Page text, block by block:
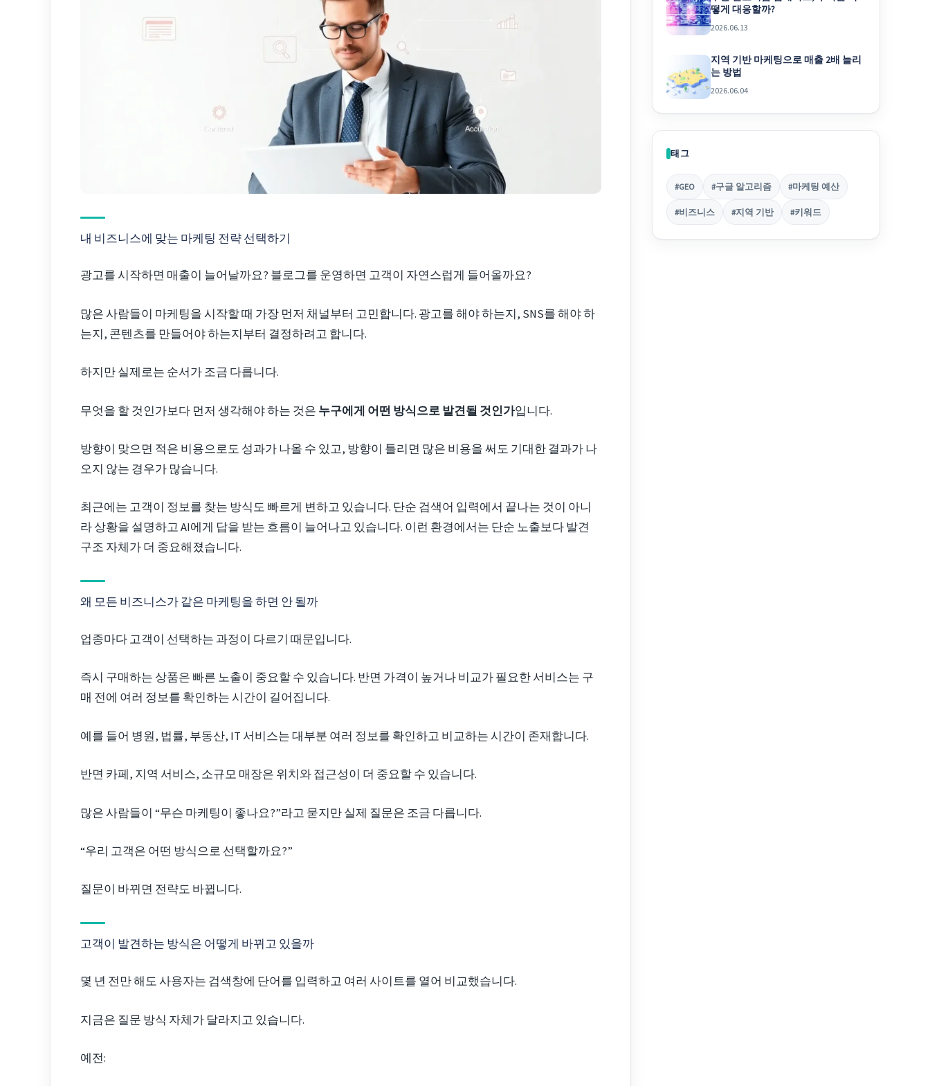
내 비즈니스에 맞는 마케팅 전략 선택하기
광고를 시작하면 매출이 늘어날까요? 블로그를 운영하면 고객이 자연스럽게 들어올까요?
많은 사람들이 마케팅을 시작할 때 가장 먼저 채널부터 고민합니다. 광고를 해야 하는지, SNS를 해야 하
는지, 콘텐츠를 만들어야 하는지부터 결정하려고 합니다.
하지만 실제로는 순서가 조금 다릅니다.
무엇을 할 것인가보다 먼저 생각해야 하는 것은 누구에게 어떤 방식으로 발견될 것인가입니다.
방향이 맞으면 적은 비용으로도 성과가 나올 수 있고, 방향이 틀리면 많은 비용을 써도 기대한 결과가 나
오지 않는 경우가 많습니다.
최근에는 고객이 정보를 찾는 방식도 빠르게 변하고 있습니다. 단순 검색어 입력에서 끝나는 것이 아니
라 상황을 설명하고 AI에게 답을 받는 흐름이 늘어나고 있습니다. 이런 환경에서는 단순 노출보다 발견
구조 자체가 더 중요해졌습니다.
왜 모든 비즈니스가 같은 마케팅을 하면 안 될까
업종마다 고객이 선택하는 과정이 다르기 때문입니다.
즉시 구매하는 상품은 빠른 노출이 중요할 수 있습니다. 반면 가격이 높거나 비교가 필요한 서비스는 구
매 전에 여러 정보를 확인하는 시간이 길어집니다.
예를 들어 병원, 법률, 부동산, IT 서비스는 대부분 여러 정보를 확인하고 비교하는 시간이 존재합니다.
반면 카페, 지역 서비스, 소규모 매장은 위치와 접근성이 더 중요할 수 있습니다.
많은 사람들이 “무슨 마케팅이 좋나요?”라고 묻지만 실제 질문은 조금 다릅니다.
“우리 고객은 어떤 방식으로 선택할까요?”
질문이 바뀌면 전략도 바뀝니다.
고객이 발견하는 방식은 어떻게 바뀌고 있을까
몇 년 전만 해도 사용자는 검색창에 단어를 입력하고 여러 사이트를 열어 비교했습니다.
지금은 질문 방식 자체가 달라지고 있습니다.
예전:
떻게 대응할까?
2026.06.13
지역 기반 마케팅으로 매출 2배 늘리
는 방법
2026.06.04
태그
#GEO #구글 알고리즘 #마케팅 예산
#비즈니스 #지역 기반 #키워드